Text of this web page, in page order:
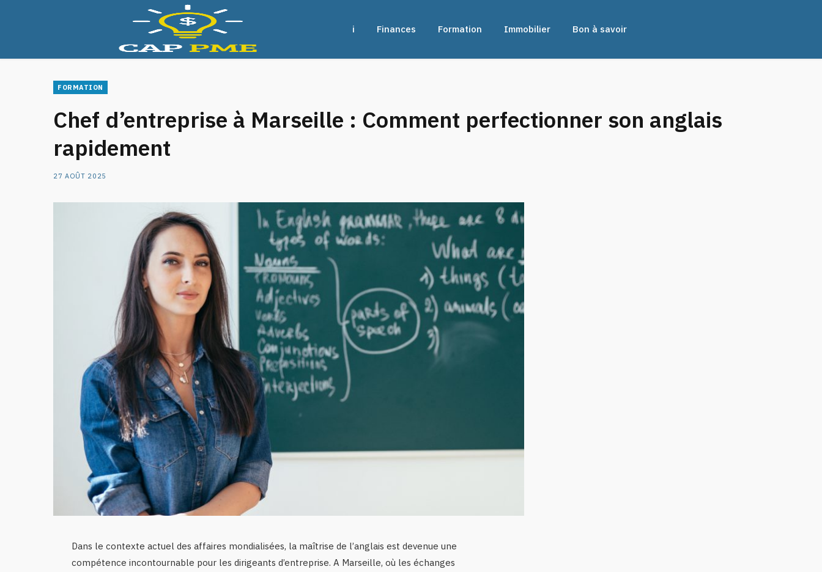
Assurance Emploi Finances Formation Immobilier Bon à savoir
FORMATION
Chef d’entreprise à Marseille : Comment perfectionner son anglais
rapidement
27 AOÛT 2025
Dans le contexte actuel des affaires mondialisées, la maîtrise de l’anglais est devenue une
compétence incontournable pour les dirigeants d’entreprise. A Marseille, où les échanges